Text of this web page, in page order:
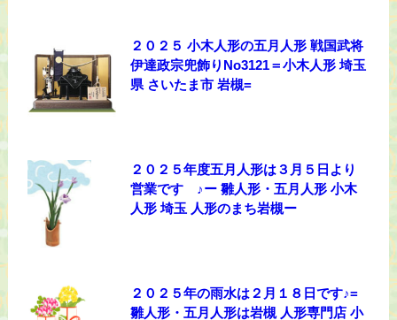
２０２５ 小木人形の五月人形 戦国武将
伊達政宗兜飾りNo3121＝小木人形 埼玉
県 さいたま市 岩槻=
２０２５年度五月人形は３月５日より
営業です ♪ー 雛人形・五月人形 小木
人形 埼玉 人形のまち岩槻ー
２０２５年の雨水は２月１８日です♪=
雛人形・五月人形は岩槻 人形専門店 小